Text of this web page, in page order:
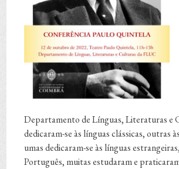
Departamento de Línguas, Literaturas e
dedicaram-se às línguas clássicas, outras
umas dedicaram-se às línguas
Português, muitas estudaram e